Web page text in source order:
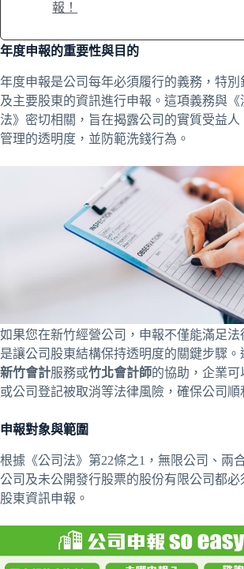
報！
年度申報的重要性與目的
年度申報是公司每年必須履行的義務，特別
及主要股東的資訊進行申報。這項義務與《
法》密切相關，旨在揭露公司的實質受益人
管理的透明度，並防範洗錢行為。
如果您在新竹經營公司，申報不僅能滿足法
是讓公司股東結構保持透明度的關鍵步驟。
新竹會計服務或竹北會計師的協助，企業可
或公司登記被取消等法律風險，確保公司順
申報對象與範圍
根據《公司法》第22條之1，無限公司、兩
公司及未公開發行股票的股份有限公司都必
股東資訊申報。